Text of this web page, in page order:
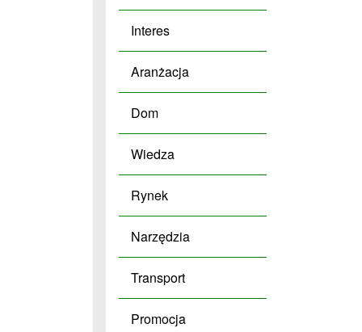
Interes
Aranżacja
Dom
Wiedza
Rynek
Narzędzia
Transport
Promocja